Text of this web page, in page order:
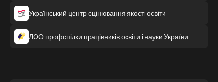
Український центр оцінювання якості освіти
ЛОО профспілки працівників освіти і науки України